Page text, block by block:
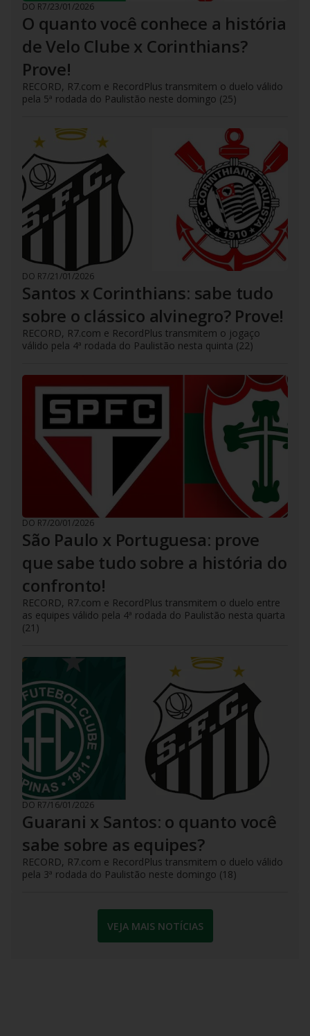
DO R7/23/01/2026
O quanto você conhece a história
de Velo Clube x Corinthians?
Prove!
RECORD, R7.com e RecordPlus transmitem o duelo válido
pela 5ª rodada do Paulistão neste domingo (25)
DO R7/21/01/2026
Santos x Corinthians: sabe tudo
sobre o clássico alvinegro? Prove!
RECORD, R7.com e RecordPlus transmitem o jogaço
válido pela 4ª rodada do Paulistão nesta quinta (22)
DO R7/20/01/2026
São Paulo x Portuguesa: prove
que sabe tudo sobre a história do
confronto!
RECORD, R7.com e RecordPlus transmitem o duelo entre
as equipes válido pela 4ª rodada do Paulistão nesta quarta
(21)
DO R7/16/01/2026
Guarani x Santos: o quanto você
sabe sobre as equipes?
RECORD, R7.com e RecordPlus transmitem o duelo válido
pela 3ª rodada do Paulistão neste domingo (18)
VEJA MAIS NOTÍCIAS